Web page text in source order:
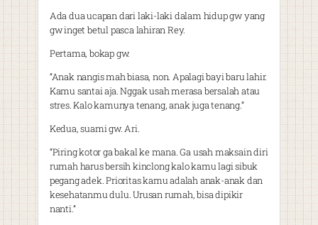
Ada dua ucapan dari laki-laki dalam hidup gw yang
gw inget betul pasca lahiran Rey.
Pertama, bokap gw.
“Anak nangis mah biasa, non. Apalagi bayi baru lahir.
Kamu santai aja. Nggak usah merasa bersalah atau
stres. Kalo kamunya tenang, anak juga tenang.”
Kedua, suami gw. Ari.
“Piring kotor ga bakal ke mana. Ga usah maksain diri
rumah harus bersih kinclong kalo kamu lagi sibuk
pegang adek. Prioritas kamu adalah anak-anak dan
kesehatanmu dulu. Urusan rumah, bisa dipikir
nanti.”